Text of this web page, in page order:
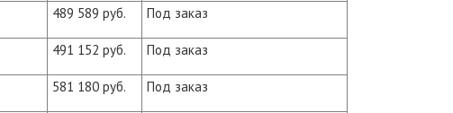
489 589 руб. Под заказ
491 152 руб. Под заказ
581 180 руб. Под заказ